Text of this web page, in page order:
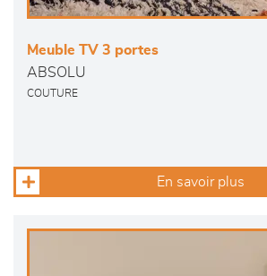
Meuble TV 3 portes
ABSOLU
COUTURE
En savoir plus